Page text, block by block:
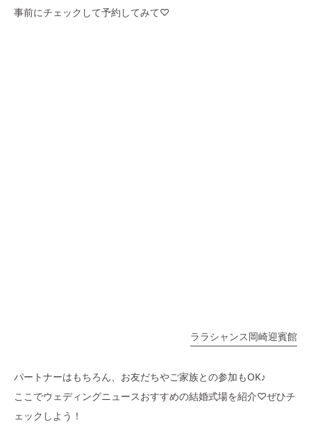
事前にチェックして予約してみて♡
ララシャンス岡崎迎賓館
パートナーはもちろん、お友だちやご家族との参加もOK♪
ここでウェディングニュースおすすめの結婚式場を紹介♡ぜひチ
ェックしよう！